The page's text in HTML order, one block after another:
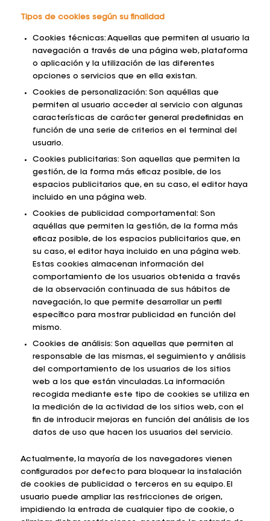
Tipos de cookies según su finalidad
Cookies técnicas: Aquellas que permiten al usuario la
navegación a través de una página web, plataforma
o aplicación y la utilización de las diferentes
opciones o servicios que en ella existan.
Cookies de personalización: Son aquéllas que
permiten al usuario acceder al servicio con algunas
características de carácter general predefinidas en
función de una serie de criterios en el terminal del
usuario.
Cookies publicitarias: Son aquellas que permiten la
gestión, de la forma más eficaz posible, de los
espacios publicitarios que, en su caso, el editor haya
incluido en una página web.
Cookies de publicidad comportamental: Son
aquéllas que permiten la gestión, de la forma más
eficaz posible, de los espacios publicitarios que, en
su caso, el editor haya incluido en una página web.
Estas cookies almacenan información del
comportamiento de los usuarios obtenida a través
de la observación continuada de sus hábitos de
navegación, lo que permite desarrollar un perfil
específico para mostrar publicidad en función del
mismo.
Cookies de análisis: Son aquellas que permiten al
responsable de las mismas, el seguimiento y análisis
del comportamiento de los usuarios de los sitios
web a los que están vinculadas. La información
recogida mediante este tipo de cookies se utiliza en
la medición de la actividad de los sitios web, con el
fin de introducir mejoras en función del análisis de los
datos de uso que hacen los usuarios del servicio.
Actualmente, la mayoría de los navegadores vienen
configurados por defecto para bloquear la instalación
de cookies de publicidad o terceros en su equipo. El
usuario puede ampliar las restricciones de origen,
impidiendo la entrada de cualquier tipo de cookie, o